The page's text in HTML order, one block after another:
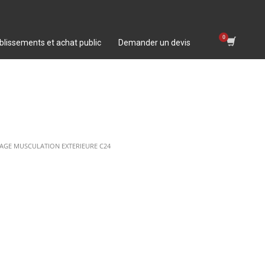
et achat public Demander un devis
MUSCULATION EXTERIEURE C24